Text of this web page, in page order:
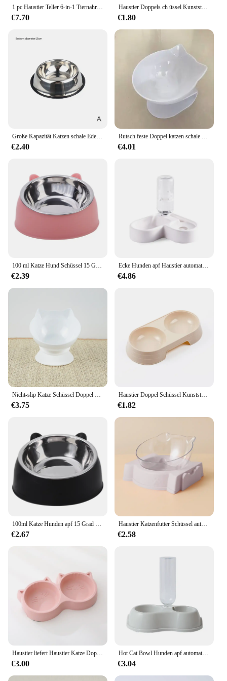
1 pc Haustier Teller 6-in-1 Tiernahrung Hunden apf Anti-Erstickung Blumen form Kätzchen Fütterung schüssel Katze und Hund automatische Zuführung
€7.70
Haustier Doppels ch üssel Kunststoff Kätzchen Hundefutter Trink tablett Feeder Katze Hund Haustier Fütterung liefert Haustier Schüssel
€1.80
Große Kapazität Katzen schale Edelstahl Haustier Fütterung schale Katzen-und Hundefutter Trinkschale Metall Feeder Schüssel und billig
€2.40
Rutsch feste Doppel katzen schale Hunden apf mit Ständer Haustier fütterung Katzen wasserschale für Katzen futter Haustiersc halen für Hundefutter Produkt bedarf
€4.01
€2.39
Ecke Hunden apf Haustier automatische Zuführung kleine Hund Katze Trinkschale für Hund Wasser trinken Katze Fütterung große Kapazität Spender Haustier
€4.86
€3.75
Haustier Doppel Schüssel Kunststoff Kätzchen Hundefutter Trinktablett Feeder Katze Fütterung Heimtierbedarf Zubehör
€1.82
€2.67
Haustier Katzenfutter Schüssel automatische Feeder All-in-One Spleiß Hund Katzenfutter Schüssel und Trinkbrunnen trinken erhöhte stehende Schüssel Schüssel
€2.58
€3.00
Hot Cat Bowl Hunden apf automatisches Trinken und Füttern einer Doppels ch üssel Katzenfutter schale Trinkschale Haustier bedarf
€3.04